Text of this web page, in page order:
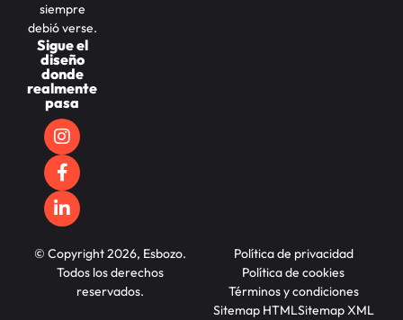
siempre
debió verse.
Sigue el
diseño
donde
realmente
pasa
© Copyright 2026, Esbozo.
Todos los derechos
reservados.
Política de privacidad
Política de cookies
Términos y condiciones
Sitemap HTMLSitemap XML